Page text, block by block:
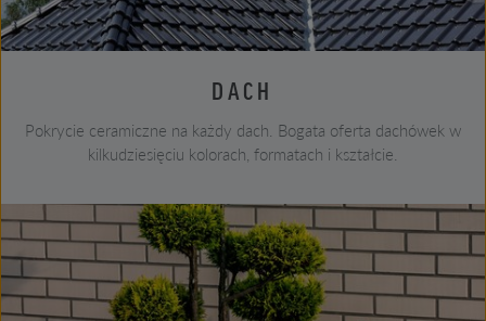
DACH
Pokrycie ceramiczne na każdy dach. Bogata oferta dachówek w
kilkudziesięciu kolorach, formatach i kształcie.